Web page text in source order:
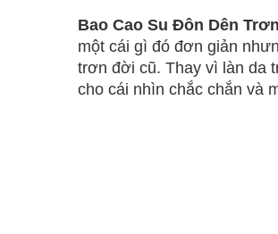
Bao Cao Su Đôn Dên
một cái gì đó đơn giản
trơn đời cũ. Thay vì làn da
cho cái nhìn chắc chắn và